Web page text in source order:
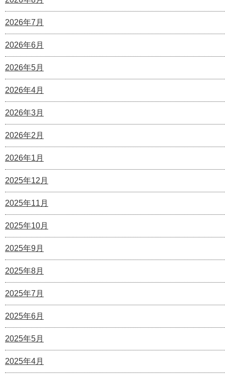
2026年7月
2026年6月
2026年5月
2026年4月
2026年3月
2026年2月
2026年1月
2025年12月
2025年11月
2025年10月
2025年9月
2025年8月
2025年7月
2025年6月
2025年5月
2025年4月